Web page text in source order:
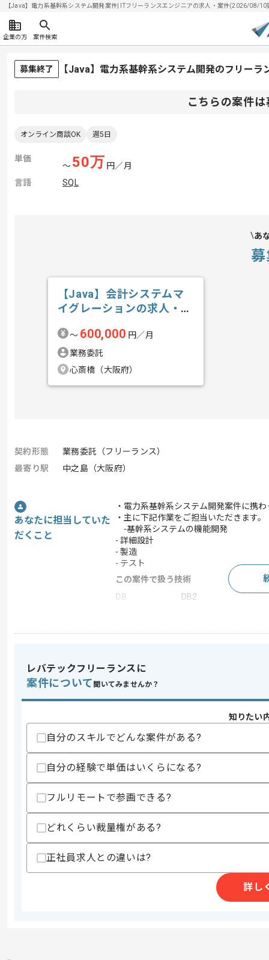
【Java】電力系基幹系システム開発案件| ITフリーランスエンジニアの求人・案件(2026/08/10
企業の方 案件検索
募集終了 【Java】電力系基幹系システム開発のフリーラ
こちらの案件
オンライン商談OK 週5日
単価
〜50万 円／月
言語
SQL
あ
【Java】会計システムマ
イグレーションの求人・案
〜 600,000 円／月
業務委託
心斎橋（大阪府）
契約形態
業務委託（フリーランス）
最寄り駅
中之島（大阪府）
あなたに担当していた
だくこと
・電力系基幹系システム開発案件に携
・主に下記作業をご担当いただきます。
-基幹系システムの機能開発
- 詳細設計
- 製造
- テスト
この案件で扱う技術
DB
DB2
統合開発環境
Eclipse
求めるスキル
歓迎スキル
・JUnitを用いた経験
・Nexawebを用いた経験(Webプラット
スキルに不安がある方へ
上記に似た経験やスキルをお持ちであれば申
精算条件
140時間〜180時間
レバテックフリーランスに
案件について 聞いてみませんか？
知りたい
自分のスキルでどんな案件がある?
自分の経験で単価はいくらになる?
フルリモートで参画できる?
どれくらい裁量権がある?
正社員求人との違いは?
詳し